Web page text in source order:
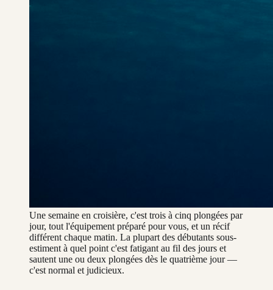
Une semaine en croisière, c'est trois à cinq plongées par
jour, tout l'équipement préparé pour vous, et un récif
différent chaque matin. La plupart des débutants sous-
estiment à quel point c'est fatigant au fil des jours et
sautent une ou deux plongées dès le quatrième jour —
c'est normal et judicieux.